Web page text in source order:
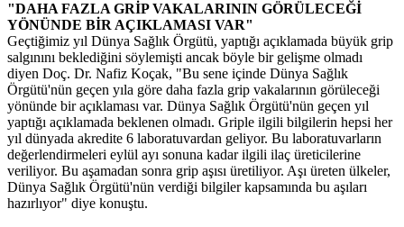
"DAHA FAZLA GRİP VAKALARININ GÖRÜLECEĞİ
YÖNÜNDE BİR AÇIKLAMASI VAR"
Geçtiğimiz yıl Dünya Sağlık Örgütü, yaptığı açıklamada büyük grip
salgınını beklediğini söylemişti ancak böyle bir gelişme olmadı
diyen Doç. Dr. Nafiz Koçak, "Bu sene içinde Dünya Sağlık
Örgütü'nün geçen yıla göre daha fazla grip vakalarının görüleceği
yönünde bir açıklaması var. Dünya Sağlık Örgütü'nün geçen yıl
yaptığı açıklamada beklenen olmadı. Griple ilgili bilgilerin hepsi her
yıl dünyada akredite 6 laboratuvardan geliyor. Bu laboratuvarların
değerlendirmeleri eylül ayı sonuna kadar ilgili ilaç üreticilerine
veriliyor. Bu aşamadan sonra grip aşısı üretiliyor. Aşı üreten ülkeler,
Dünya Sağlık Örgütü'nün verdiği bilgiler kapsamında bu aşıları
hazırlıyor" diye konuştu.